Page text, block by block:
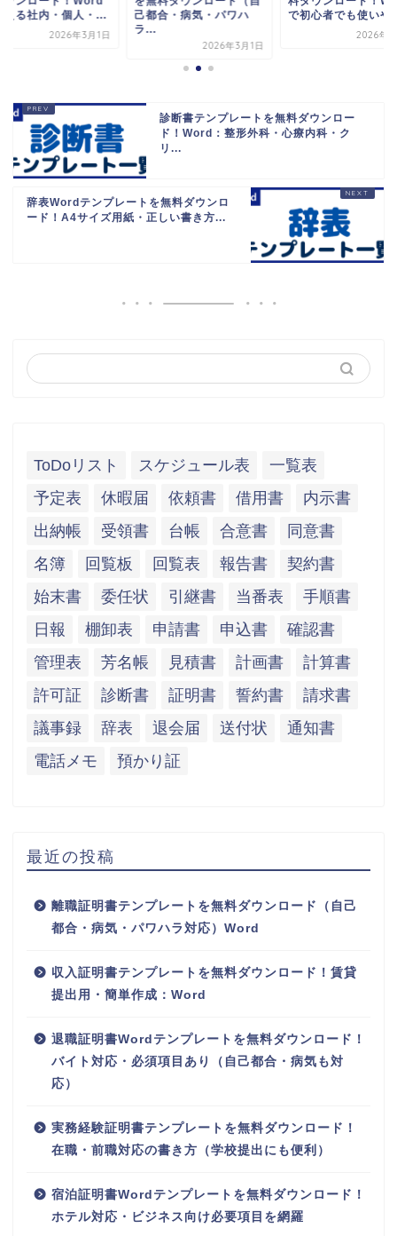
える社内・個人・...
2026年3月1日
己都合・病気・パワハ
ラ...
2026年3月1日
で初心者でも使いや
2026年3
診断書テンプレートを無料ダウンロー
ド！Word：整形外科・心療内科・ク
リ...
辞表Wordテンプレートを無料ダウンロ
ード！A4サイズ用紙・正しい書き方...
ToDoリスト スケジュール表
一覧表
予定表
休暇届 依頼書 借用書
内示書
出納帳
受領書 台帳 合意書
同意書
名簿
回覧板 回覧表 報告書
契約書
始末書
委任状 引継書 当番表
手順書
日報
棚卸表 申請書 申込書
確認書
管理表
芳名帳 見積書 計画書
計算書
許可証
診断書 証明書 誓約書
請求書
議事録
辞表 退会届 送付状
通知書
電話メモ
預かり証
最近の投稿
離職証明書テンプレートを無料ダウンロード（自己
都合・病気・パワハラ対応）Word
収入証明書テンプレートを無料ダウンロード！賃貸
提出用・簡単作成：Word
退職証明書Wordテンプレートを無料ダウンロード！
バイト対応・必須項目あり（自己都合・病気も対
応）
実務経験証明書テンプレートを無料ダウンロード！
在職・前職対応の書き方（学校提出にも便利）
宿泊証明書Wordテンプレートを無料ダウンロード！
ホテル対応・ビジネス向け必要項目を網羅